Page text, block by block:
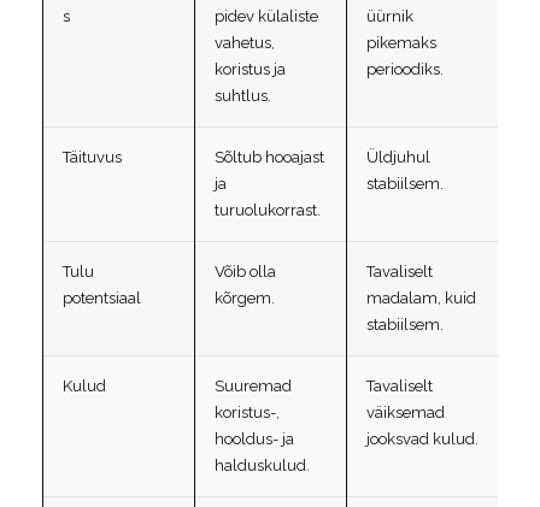
s
pidev külaliste
vahetus,
koristus ja
suhtlus.
üürnik
pikemaks
perioodiks.
Täituvus
Sõltub hooajast
ja
turuolukorrast.
Üldjuhul
stabiilsem.
Tulu
potentsiaal
Võib olla
kõrgem.
Tavaliselt
madalam, kuid
stabiilsem.
Kulud
Suuremad
koristus-,
hooldus- ja
halduskulud.
Tavaliselt
väiksemad
jooksvad kulud.